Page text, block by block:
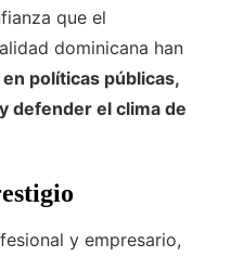
que el
dominicana han
políticas públicas,
defender el clima de
y empresario,